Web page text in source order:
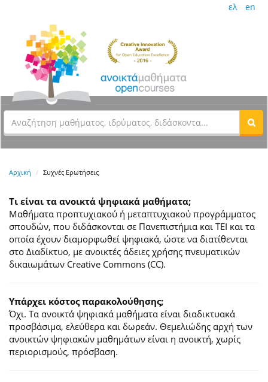
ελ en
Αρχική Συχνές Ερωτήσεις
Τι είναι τα ανοικτά ψηφιακά μαθήματα;
Μαθήματα προπτυχιακού ή μεταπτυχιακού προγράμματος
σπουδών, που διδάσκονται σε Πανεπιστήμια και ΤΕΙ και τα
οποία έχουν διαμορφωθεί ψηφιακά, ώστε να διατίθενται
στο Διαδίκτυο, με ανοικτές άδειες χρήσης πνευματικών
δικαιωμάτων Creative Commons (CC).
Υπάρχει κόστος παρακολούθησης;
Όχι. Τα ανοικτά ψηφιακά μαθήματα είναι διαδικτυακά
προσβάσιμα, ελεύθερα και δωρεάν. Θεμελιώδης αρχή των
ανοικτών ψηφιακών μαθημάτων είναι η ανοικτή, χωρίς
περιορισμούς, πρόσβαση.